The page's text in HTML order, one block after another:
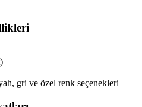
gri ve özel renk seçenekleri